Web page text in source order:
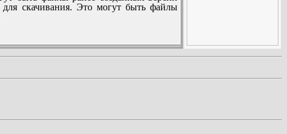
для скачивания. Это могут быть файлы
: